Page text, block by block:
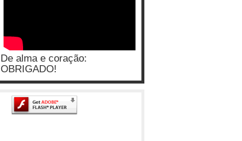
De alma e coração:
OBRIGADO!